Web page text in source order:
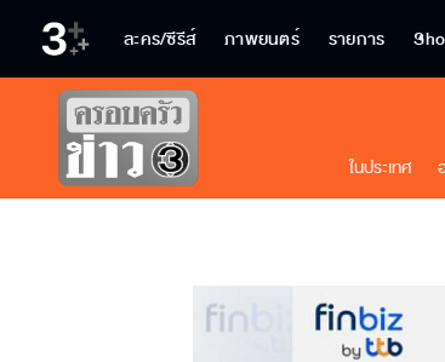
ละคร/ซีรีส์ ภาพยนตร์ รายการ
ในประเทศ